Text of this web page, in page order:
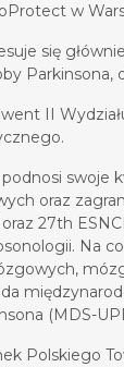
w
się
Parkinsona,
II
swoje
oraz
27th
Na
(MDS-
Polskiego